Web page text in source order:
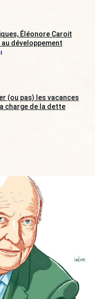
Éléonore Caroit
au développement
(ou pas) les vacances
charge de la dette